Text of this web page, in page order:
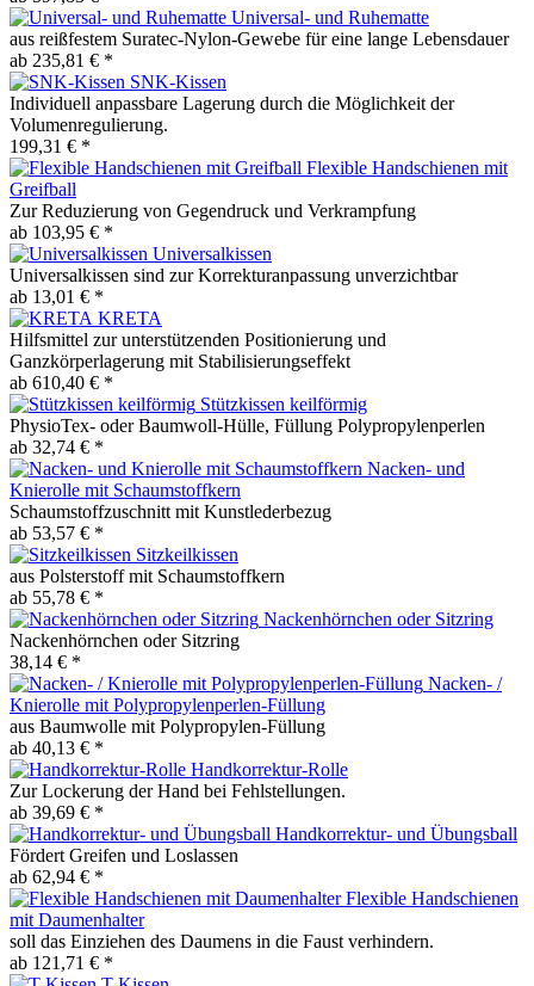
Universal- und Ruhematte
aus reißfestem Suratec-Nylon-Gewebe für eine lange Lebensdauer
ab 235,81 € *
SNK-Kissen
Individuell anpassbare Lagerung durch die Möglichkeit der
Volumenregulierung.
199,31 € *
Flexible Handschienen mit
Greifball
Zur Reduzierung von Gegendruck und Verkrampfung
ab 103,95 € *
Universalkissen
Universalkissen sind zur Korrekturanpassung unverzichtbar
ab 13,01 € *
KRETA
Hilfsmittel zur unterstützenden Positionierung und
Ganzkörperlagerung mit Stabilisierungseffekt
ab 610,40 € *
Stützkissen keilförmig
PhysioTex- oder Baumwoll-Hülle, Füllung Polypropylenperlen
ab 32,74 € *
Nacken- und
Knierolle mit Schaumstoffkern
Schaumstoffzuschnitt mit Kunstlederbezug
ab 53,57 € *
Sitzkeilkissen
aus Polsterstoff mit Schaumstoffkern
ab 55,78 € *
Nackenhörnchen oder Sitzring
Nackenhörnchen oder Sitzring
38,14 € *
Nacken- /
Knierolle mit Polypropylenperlen-Füllung
aus Baumwolle mit Polypropylen-Füllung
ab 40,13 € *
Handkorrektur-Rolle
Zur Lockerung der Hand bei Fehlstellungen.
ab 39,69 € *
Handkorrektur- und Übungsball
Fördert Greifen und Loslassen
ab 62,94 € *
Flexible Handschienen
mit Daumenhalter
soll das Einziehen des Daumens in die Faust verhindern.
ab 121,71 € *